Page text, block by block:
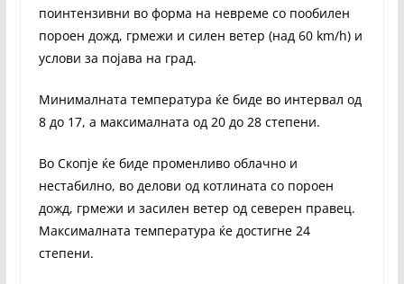
поинтензивни во форма на невреме со пообилен
пороен дожд, грмежи и силен ветер (над 60 km/h) и
услови за појава на град.
Минималната температура ќе биде во интервал од
8 до 17, а максималната од 20 до 28 степени.
Во Скопје ќе биде променливо облачно и
нестабилно, во делови од котлината со пороен
дожд, грмежи и засилен ветер од северен правец.
Максималната температура ќе достигне 24
степени.